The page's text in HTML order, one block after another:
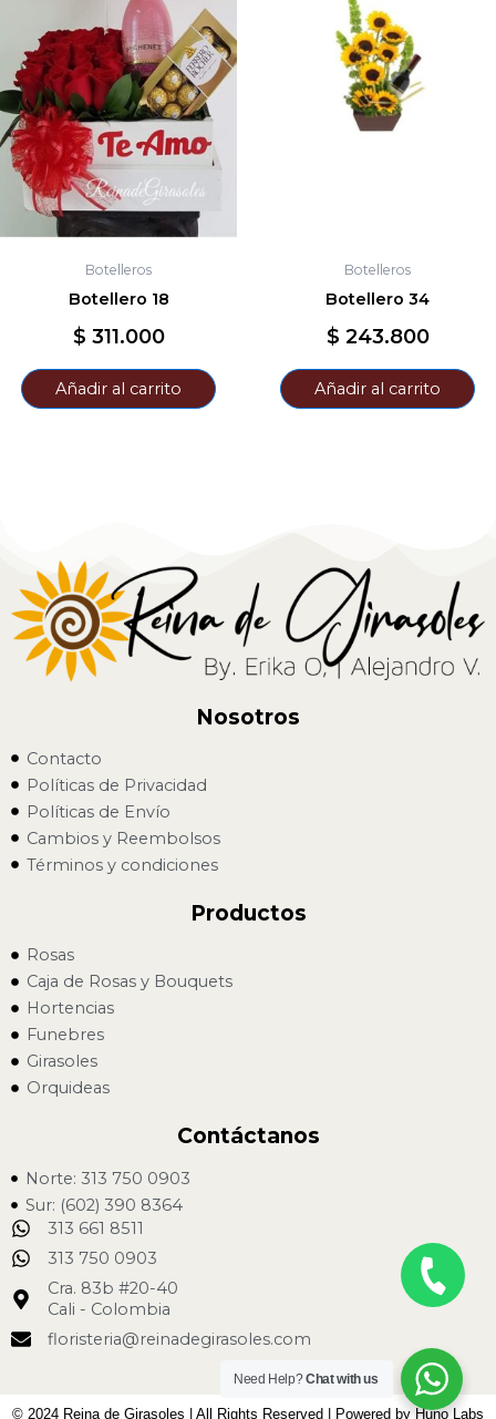
Botelleros
Botellero 18
$ 311.000
Añadir al carrito
Botelleros
Botellero 34
$ 243.800
Añadir al carrito
Nosotros
Contacto
Políticas de Privacidad
Políticas de Envío
Cambios y Reembolsos
Términos y condiciones
Productos
Rosas
Caja de Rosas y Bouquets
Hortencias
Funebres
Girasoles
Orquideas
Contáctanos
Norte: 313 750 0903
Sur: (602) 390 8364
313 661 8511
313 750 0903
Cra. 83b #20-40
Cali - Colombia
floristeria@reinadegirasoles.com
© 2024 Reina de Girasoles | All Rights Reserved | Powered by Huno Labs
Need Help?Chat with us